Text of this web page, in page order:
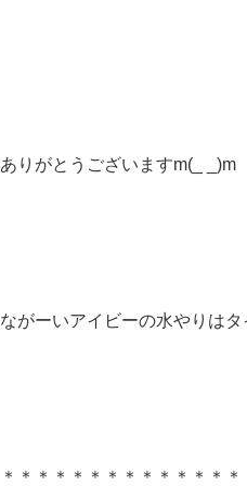
ありがとうございますm(_ _)m
ながーいアイビーの水やりはタ
＊＊＊＊＊＊＊＊＊＊＊＊＊＊